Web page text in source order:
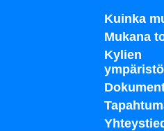
Kuinka
Mukana
Kylien